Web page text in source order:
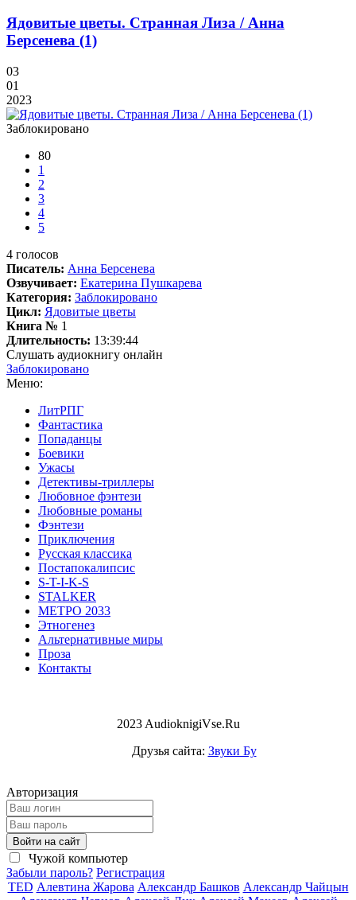
Ядовитые цветы. Странная Лиза / Анна
Берсенева (1)
03
01
2023
Заблокировано
80
1
2
3
4
5
4 голосов
Писатель: Анна Берсенева
Озвучивает: Екатерина Пушкарева
Категория: Заблокировано
Цикл: Ядовитые цветы
Книга № 1
Длительность: 13:39:44
Слушать аудиокнигу онлайн
Заблокировано
Меню:
ЛитРПГ
Фантастика
Попаданцы
Боевики
Ужасы
Детективы-триллеры
Любовное фэнтези
Любовные романы
Фэнтези
Приключения
Русская классика
Постапокалипсис
S-T-I-K-S
STALKER
МЕТРО 2033
Этногенез
Альтернативные миры
Проза
Контакты
2023 AudioknigiVse.Ru
Друзья сайта: Звуки Бу
Авторизация
Войти на сайт
Чужой компьютер
Забыли пароль? Регистрация
TED Алевтина Жарова Александр Башков Александр Чайцын